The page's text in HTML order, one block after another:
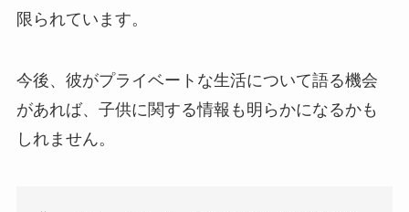
限られています。
今後、彼がプライベートな生活について語る機会
があれば、子供に関する情報も明らかになるかも
しれません。